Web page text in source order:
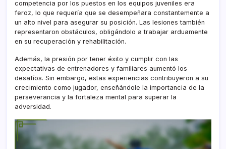
competencia por los puestos en los equipos juveniles era
feroz, lo que requería que se desempeñara constantemente a
un alto nivel para asegurar su posición. Las lesiones también
representaron obstáculos, obligándolo a trabajar arduamente
en su recuperación y rehabilitación.
Además, la presión por tener éxito y cumplir con las
expectativas de entrenadores y familiares aumentó los
desafíos. Sin embargo, estas experiencias contribuyeron a su
crecimiento como jugador, enseñándole la importancia de la
perseverancia y la fortaleza mental para superar la
adversidad.